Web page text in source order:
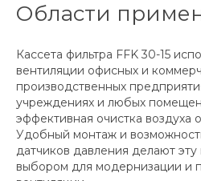
Области
Кассета фильтра FFK 30-15
вентиляции офисных и
производственных
учреждениях и любых
эффективная очистка воздуха
Удобный монтаж и
датчиков давления делают
выбором для модернизации и